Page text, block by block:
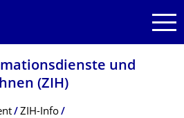
und
(ZIH)
ZIH-Info